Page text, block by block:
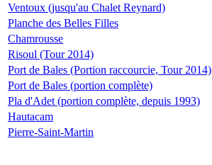
Ventoux (jusqu'au Chalet Reynard)
Planche des Belles Filles
Chamrousse
Risoul (Tour 2014)
Port de Bales (Portion raccourcie, Tour 2014)
Port de Bales (portion complète)
Pla d'Adet (portion complète, depuis 1993)
Hautacam
Pierre-Saint-Martin